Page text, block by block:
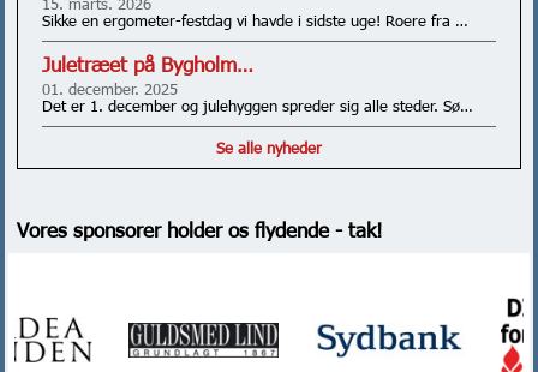
15. marts. 2026
Sikke en ergometer-festdag vi havde i sidste uge! Roere fra …
Juletræet på Bygholm…
01. december. 2025
Det er 1. december og julehyggen spreder sig alle steder. Sø…
Se alle nyheder
Vores sponsorer holder os flydende - tak!